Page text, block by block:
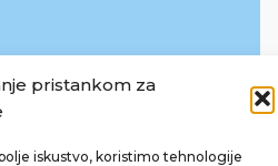
pristankom za
iskustvo, koristimo tehnologije